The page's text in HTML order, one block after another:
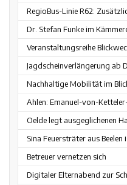
RegioBus-Linie R62:
Dr. Stefan Funke im
Veranstaltungsreihe
Jagdscheinverlängerung ab
Nachhaltige Mobilität im
Ahlen: Emanuel-von-
Oelde legt ausgeglichenen
Sina Feuersträter aus
Betreuer vernetzen sich
Digitaler Elternabend zur